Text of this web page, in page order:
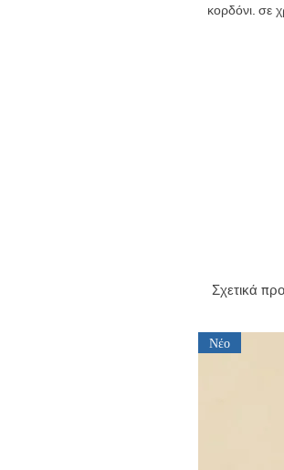
κορδόνι. σε
Σχετικά
Νέο